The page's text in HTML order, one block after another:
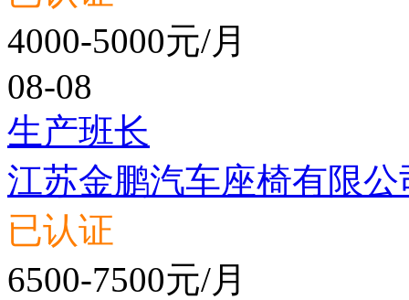
4000-5000元/月
08-08
生产班长
江苏金鹏汽车座椅有限公
已认证
6500-7500元/月